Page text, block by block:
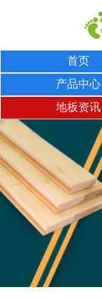
首页
产品中心
地板资讯